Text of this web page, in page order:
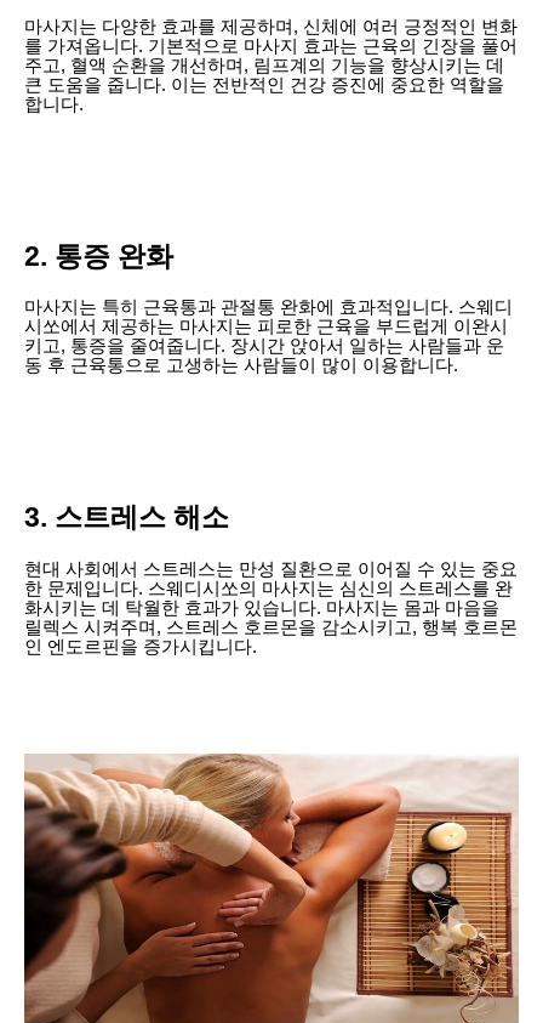
마사지는 다양한 효과를 제공하며, 신체에 여러 긍정적인 변화
를 가져옵니다. 기본적으로 마사지 효과는 근육의 긴장을 풀어
주고, 혈액 순환을 개선하며, 림프계의 기능을 향상시키는 데
큰 도움을 줍니다. 이는 전반적인 건강 증진에 중요한 역할을
합니다.
2. 통증 완화
마사지는 특히 근육통과 관절통 완화에 효과적입니다. 스웨디
시쏘에서 제공하는 마사지는 피로한 근육을 부드럽게 이완시
키고, 통증을 줄여줍니다. 장시간 앉아서 일하는 사람들과 운
동 후 근육통으로 고생하는 사람들이 많이 이용합니다.
3. 스트레스 해소
현대 사회에서 스트레스는 만성 질환으로 이어질 수 있는 중요
한 문제입니다. 스웨디시쏘의 마사지는 심신의 스트레스를 완
화시키는 데 탁월한 효과가 있습니다. 마사지는 몸과 마음을
릴렉스 시켜주며, 스트레스 호르몬을 감소시키고, 행복 호르몬
인 엔도르핀을 증가시킵니다.